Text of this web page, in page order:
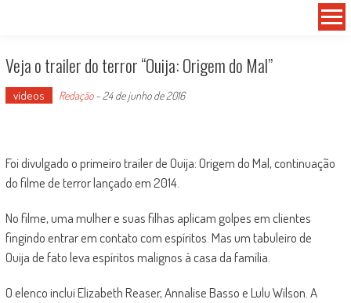
Veja o trailer do terror “Ouija: Origem do Mal”
vídeos Redação- 24 de junho de 2016
Foi divulgado o primeiro trailer de Ouija: Origem do Mal, continuação
do filme de terror lançado em 2014.
No filme, uma mulher e suas filhas aplicam golpes em clientes
fingindo entrar em contato com espíritos. Mas um tabuleiro de
Ouija de fato leva espíritos malignos à casa da família.
O elenco inclui Elizabeth Reaser, Annalise Basso e Lulu Wilson. A